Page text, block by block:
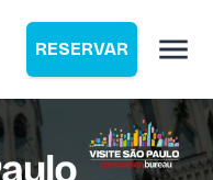
RESERVAR